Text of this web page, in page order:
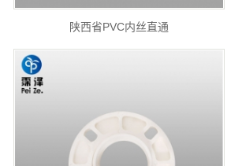
陕西省PVC内丝直通